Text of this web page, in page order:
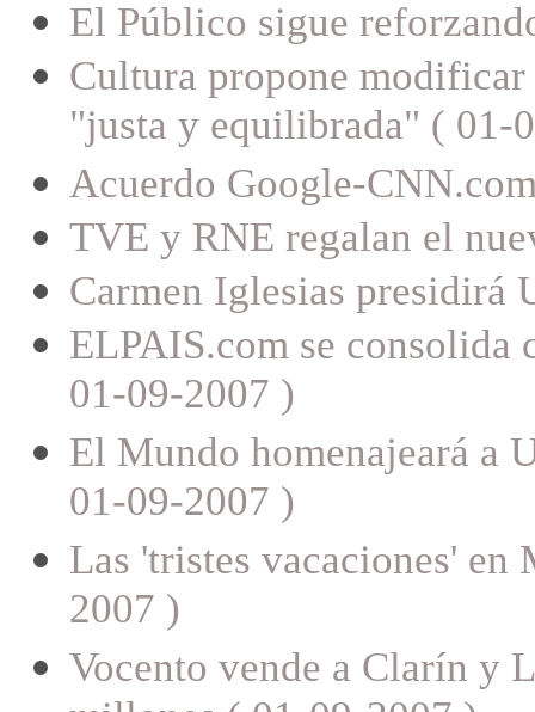
El Público sigue
Cultura propone
"justa y equilibrada" ( 01-
Acuerdo Google-
TVE y RNE regalan el
Carmen Iglesias
ELPAIS.com se consolida
01-09-2007 )
El Mundo homenajeará a
01-09-2007 )
Las 'tristes vacaciones'
2007 )
Vocento vende a Clarín y